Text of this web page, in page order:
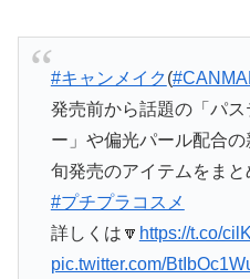
#キャンメイク(
発売前から話題の「パ
ー」や偏光パール配合
旬発売のアイテムをまと
#プチプラコスメ
詳しくは🔽 https://t.co/
pic.twitter.com/